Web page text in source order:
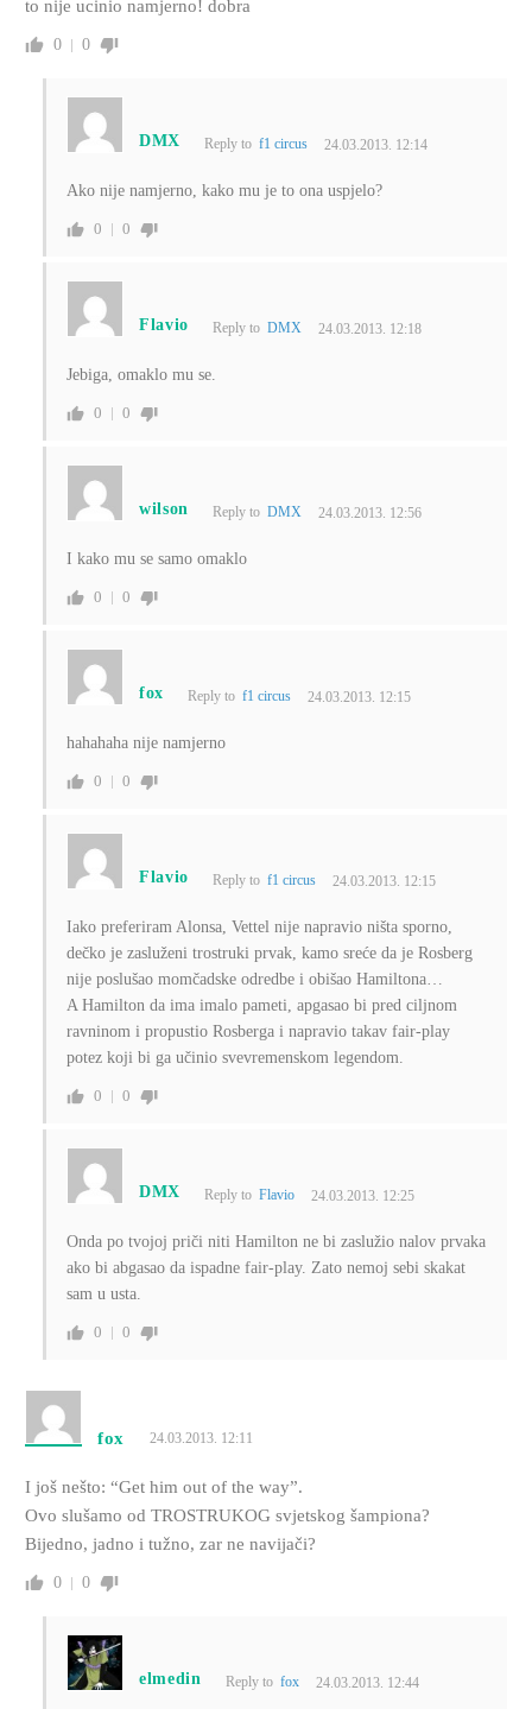
to nije ucinio namjerno! dobra
0 0
DMX Reply tof1 circus 24.03.2013. 12:14
Ako nije namjerno, kako mu je to ona uspjelo?
0 0
Flavio Reply toDMX 24.03.2013. 12:18
Jebiga, omaklo mu se.
0 0
wilson Reply toDMX 24.03.2013. 12:56
I kako mu se samo omaklo
0 0
fox Reply tof1 circus 24.03.2013. 12:15
hahahaha nije namjerno
0 0
Flavio Reply tof1 circus 24.03.2013. 12:15
Iako preferiram Alonsa, Vettel nije napravio ništa sporno,
dečko je zasluženi trostruki prvak, kamo sreće da je Rosberg
nije poslušao momčadske odredbe i obišao Hamiltona…
A Hamilton da ima imalo pameti, apgasao bi pred ciljnom
ravninom i propustio Rosberga i napravio takav fair-play
potez koji bi ga učinio svevremenskom legendom.
0 0
DMX Reply toFlavio 24.03.2013. 12:25
Onda po tvojoj priči niti Hamilton ne bi zaslužio nalov prvaka
ako bi abgasao da ispadne fair-play. Zato nemoj sebi skakat
sam u usta.
0 0
fox 24.03.2013. 12:11
I još nešto: “Get him out of the way”.
Ovo slušamo od TROSTRUKOG svjetskog šampiona?
Bijedno, jadno i tužno, zar ne navijači?
0 0
elmedin Reply to fox 24.03.2013. 12:44